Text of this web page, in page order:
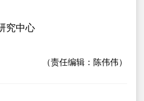
究中心
（责任编辑：陈伟伟）